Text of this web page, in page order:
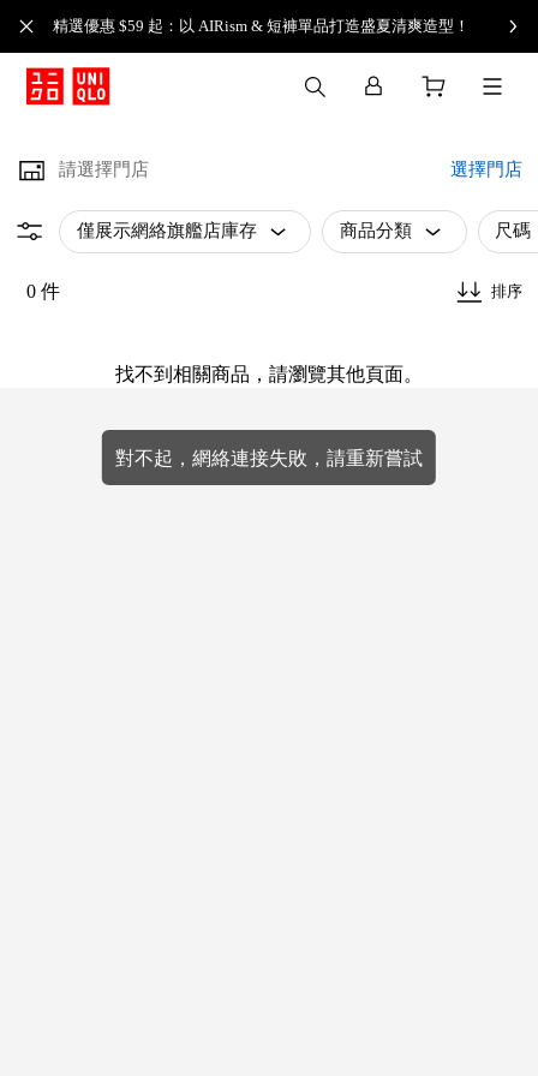
精選優惠 $59 起：以 AIRism & 短褲單品打造盛夏清爽造型！
請選擇門店 選擇門店
僅展示網絡旗艦店庫存 商品分類 尺碼
0 件 排序
找不到相關商品，請瀏覽其他頁面。
對不起，網絡連接失敗，請重新嘗試